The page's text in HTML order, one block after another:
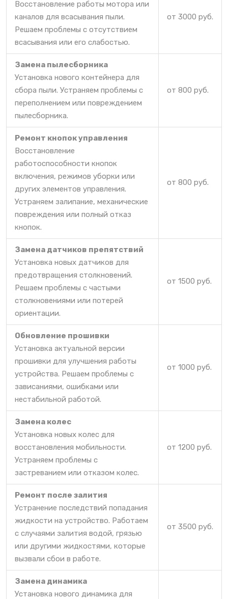
Восстановление работы мотора или
каналов для всасывания пыли.
Решаем проблемы с отсутствием
всасывания или его слабостью.
от 3000 руб.
Замена пылесборника
Установка нового контейнера для
сбора пыли. Устраняем проблемы с
переполнением или повреждением
пылесборника.
от 800 руб.
Ремонт кнопок управления
Восстановление
работоспособности кнопок
включения, режимов уборки или
других элементов управления.
Устраняем залипание, механические
повреждения или полный отказ
кнопок.
от 800 руб.
Замена датчиков препятствий
Установка новых датчиков для
предотвращения столкновений.
Решаем проблемы с частыми
столкновениями или потерей
ориентации.
от 1500 руб.
Обновление прошивки
Установка актуальной версии
прошивки для улучшения работы
устройства. Решаем проблемы с
зависаниями, ошибками или
нестабильной работой.
от 1000 руб.
Замена колес
Установка новых колес для
восстановления мобильности.
Устраняем проблемы с
застреванием или отказом колес.
от 1200 руб.
Ремонт после залития
Устранение последствий попадания
жидкости на устройство. Работаем
с случаями залития водой, грязью
или другими жидкостями, которые
вызвали сбои в работе.
от 3500 руб.
Замена динамика
Установка нового динамика для